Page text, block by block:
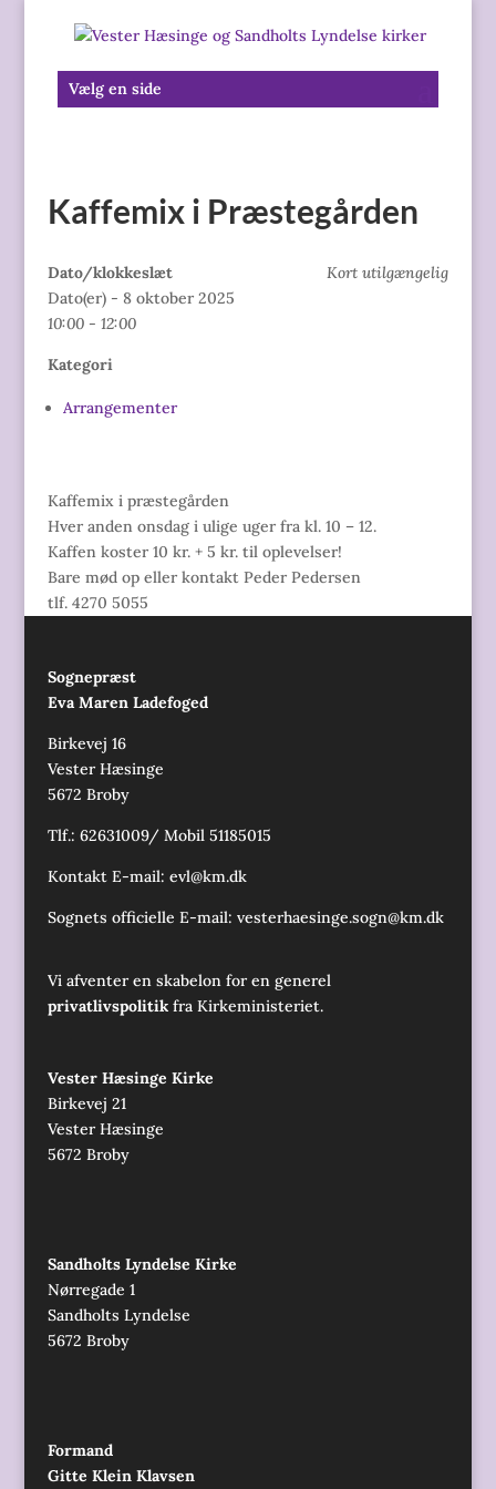
Vælg en side
Kaffemix i Præstegården
Kort utilgængelig
Dato/klokkeslæt
Dato(er) - 8 oktober 2025
10:00 - 12:00
Kategori
Arrangementer
Kaffemix i præstegården
Hver anden onsdag i ulige uger fra kl. 10 – 12.
Kaffen koster 10 kr. + 5 kr. til oplevelser!
Bare mød op eller kontakt Peder Pedersen
tlf. 4270 5055
Sognepræst
Eva Maren Ladefoged
Birkevej 16
Vester Hæsinge
5672 Broby
Tlf.: 62631009/ Mobil 51185015
Kontakt E-mail: evl@km.dk
Sognets officielle E-mail: vesterhaesinge.sogn@km.dk
Vi afventer en skabelon for en generel
privatlivspolitikfra Kirkeministeriet.
Vester Hæsinge Kirke
Birkevej 21
Vester Hæsinge
5672 Broby
Sandholts Lyndelse Kirke
Nørregade 1
Sandholts Lyndelse
5672 Broby
Formand
Gitte Klein Klavsen